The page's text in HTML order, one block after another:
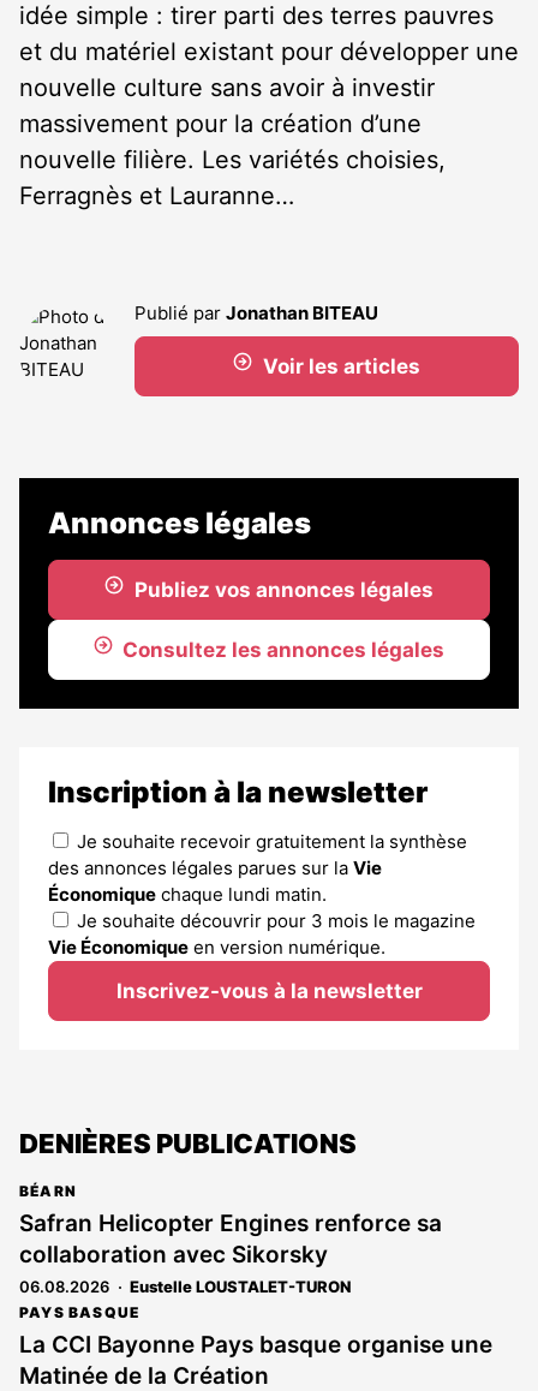
idée simple : tirer parti des terres pauvres
et du matériel existant pour développer une
nouvelle culture sans avoir à investir
massivement pour la création d’une
nouvelle filière. Les variétés choisies,
Ferragnès et Lauranne…
Publié par Jonathan BITEAU
Voir les articles
Annonces légales
Publiez vos annonces légales
Consultez les annonces légales
Inscription à la newsletter
Je souhaite recevoir gratuitement la synthèse
des annonces légales parues sur la Vie
Économique chaque lundi matin.
Je souhaite découvrir pour 3 mois le magazine
Vie Économique en version numérique.
Inscrivez-vous à la newsletter
DENIÈRES PUBLICATIONS
BÉARN
Safran Helicopter Engines renforce sa
collaboration avec Sikorsky
06.08.2026 Eustelle LOUSTALET-TURON
PAYS BASQUE
La CCI Bayonne Pays basque organise une
Matinée de la Création